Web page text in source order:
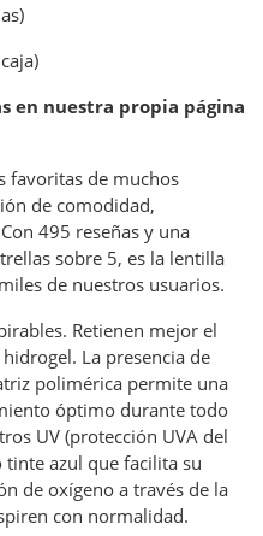
en nuestra propia página
favoritas de muchos
de comodidad,
495 reseñas y una
sobre 5, es la lentilla
de nuestros usuarios.
Retienen mejor el
La presencia de
polimérica permite una
óptimo durante todo
UV (protección UVA del
tinte azul que facilita su
de oxígeno a través de la
con normalidad.